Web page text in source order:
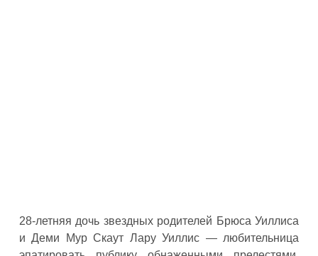
28-летняя дочь звездных родителей Брюса Уиллиса
и Деми Мур Скаут Лару Уиллис — любительница